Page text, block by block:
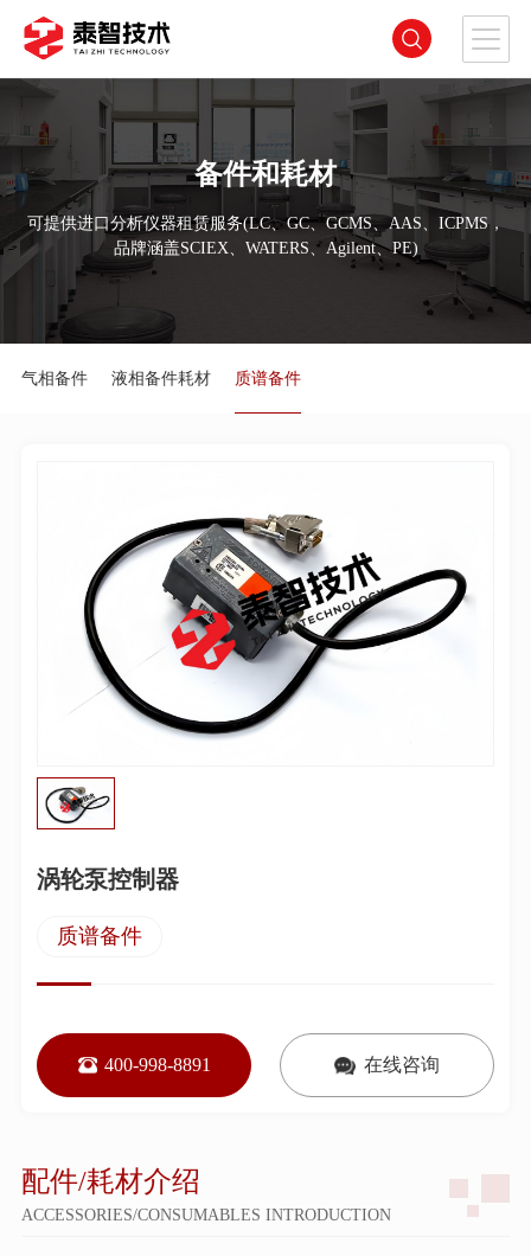
备件和耗材
可提供进口分析仪器租赁服务(LC、GC、GCMS、AAS、ICPMS，
品牌涵盖SCIEX、WATERS、Agilent、PE)
气相备件 液相备件耗材 质谱备件
涡轮泵控制器
质谱备件
400-998-8891 在线咨询
配件/耗材介绍
ACCESSORIES/CONSUMABLES INTRODUCTION